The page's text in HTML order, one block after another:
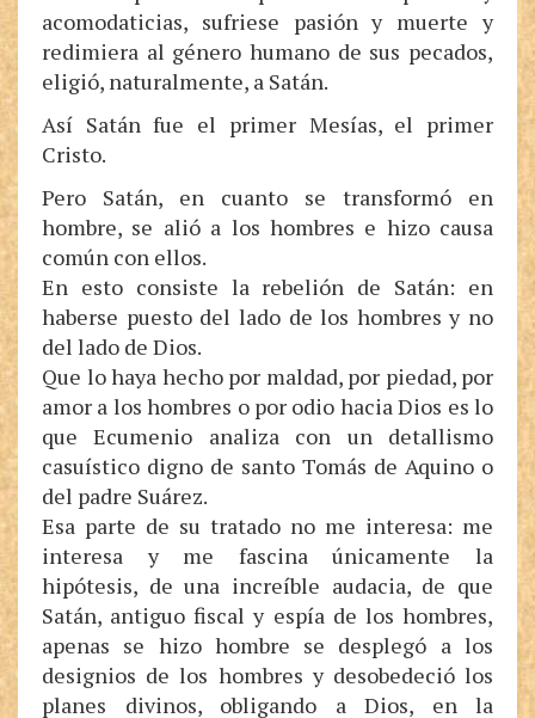
acomodaticias, sufriese pasión y muerte y
redimiera al género humano de sus pecados,
eligió, naturalmente, a Satán.
Así Satán fue el primer Mesías, el primer
Cristo.
Pero Satán, en cuanto se transformó en
hombre, se alió a los hombres e hizo causa
común con ellos.
En esto consiste la rebelión de Satán: en
haberse puesto del lado de los hombres y no
del lado de Dios.
Que lo haya hecho por maldad, por piedad, por
amor a los hombres o por odio hacia Dios es lo
que Ecumenio analiza con un detallismo
casuístico digno de santo Tomás de Aquino o
del padre Suárez.
Esa parte de su tratado no me interesa: me
interesa y me fascina únicamente la
hipótesis, de una increíble audacia, de que
Satán, antiguo fiscal y espía de los hombres,
apenas se hizo hombre se desplegó a los
designios de los hombres y desobedeció los
planes divinos, obligando a Dios, en la